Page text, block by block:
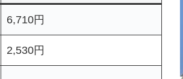
6,710円
2,530円